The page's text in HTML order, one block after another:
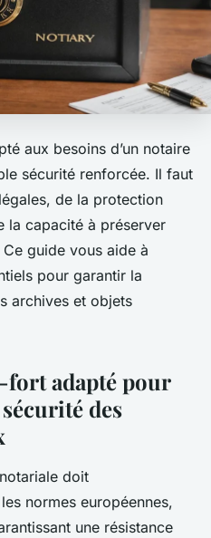
aux besoins d’un notaire
sécurité renforcée. Il faut
de la protection
la capacité à préserver
guide vous aide à
pour garantir la
archives et objets
adapté pour
des
doit
normes européennes,
une résistance